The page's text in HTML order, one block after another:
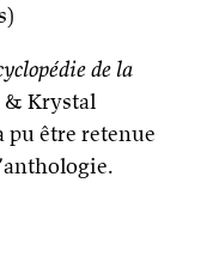
de la
& Krystal
pu être retenue